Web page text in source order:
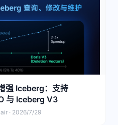
强 Iceberg：支持
与 Iceberg V3
· 2026/7/29